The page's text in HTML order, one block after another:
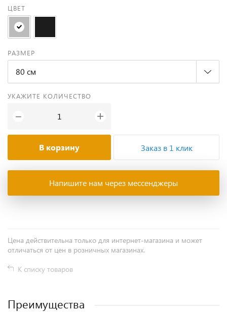
ЦВЕТ
РАЗМЕР
80 см
УКАЖИТЕ КОЛИЧЕСТВО
− +
В корзину Заказ в 1 клик
Напишите нам через мессенджеры
Цена действительна только для интернет-магазина и может
отличаться от цен в розничных магазинах.
К списку товаров
Преимущества